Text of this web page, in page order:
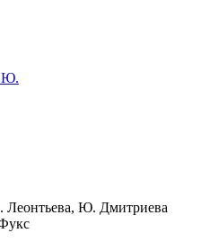
Ю.
Леонтьева, Ю. Дмитриева